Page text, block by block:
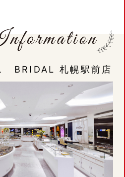
BRIDAL 札幌駅前店